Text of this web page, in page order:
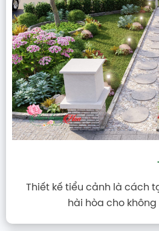
Thiết kế tiểu cảnh là cách
hài hòa cho không